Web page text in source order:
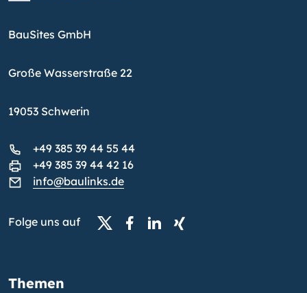
BauSites GmbH
Große Wasserstraße 22
19053 Schwerin
+49 385 39 44 55 44
+49 385 39 44 42 16
info@baulinks.de
Folge uns auf
Themen